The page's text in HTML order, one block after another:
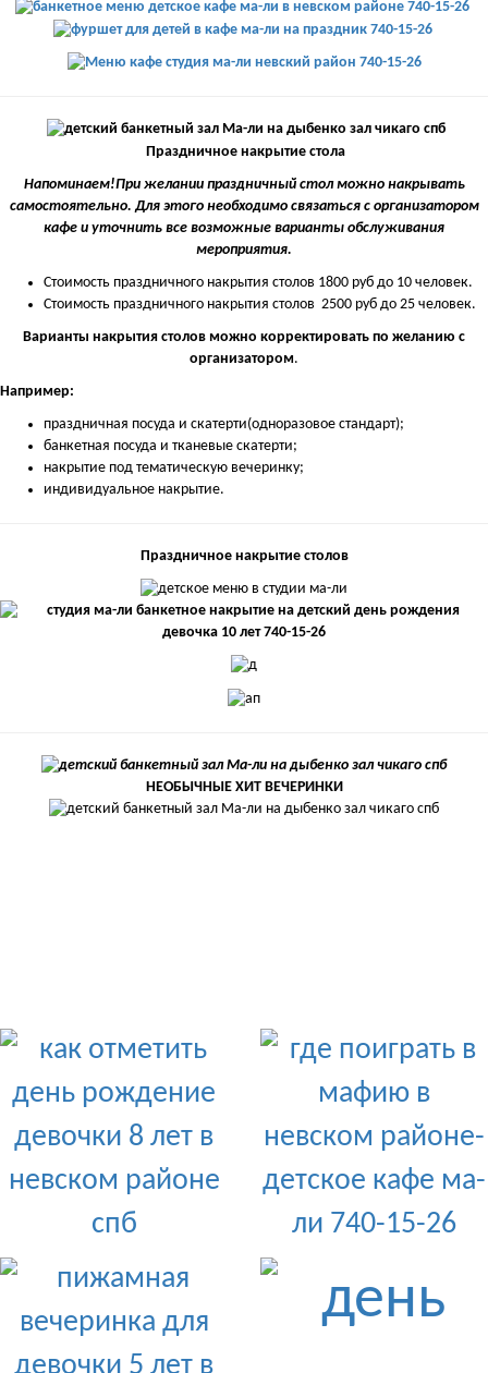
Праздничное накрытие стола
Напоминаем!При желании праздничный стол можно накрывать
самостоятельно. Для этого необходимо связаться с организатором
кафе и уточнить все возможные варианты обслуживания
мероприятия.
Стоимость праздничного накрытия столов 1800 руб до 10 человек.
Стоимость праздничного накрытия столов 2500 руб до 25 человек.
Варианты накрытия столов можно корректировать по желанию с
организатором.
Например:
праздничная посуда и скатерти(одноразовое стандарт);
банкетная посуда и тканевые скатерти;
накрытие под тематическую вечеринку;
индивидуальное накрытие.
Праздничное накрытие столов
НЕОБЫЧНЫЕ ХИТ ВЕЧЕРИНКИ